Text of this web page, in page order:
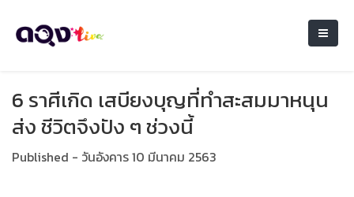
6 ราศีเกิด เสบียงบุญที่ทำสะสมมาหนุน
ส่ง ชีวิตจึงปัง ๆ ช่วงนี้
Published - วันอังคาร 10 มีนาคม 2563